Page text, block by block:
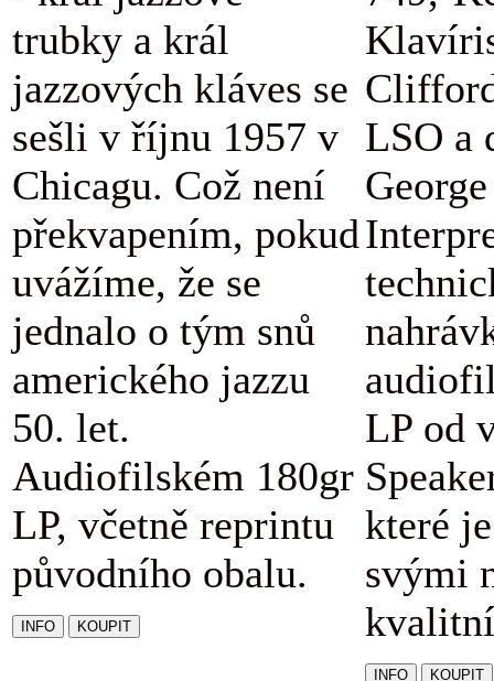
trubky a král
jazzových kláves se
sešli v říjnu 1957 v
Chicagu. Což není
překvapením, pokud
uvážíme, že se
jednalo o tým snů
amerického jazzu
50. let.
Audiofilském 180gr
LP, včetně reprintu
původního obalu.
LSO a
LP od
které
svými